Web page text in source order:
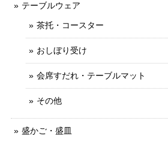
テーブルウェア
茶托・コースター
おしぼり受け
会席すだれ・テーブルマット
その他
盛かご・盛皿